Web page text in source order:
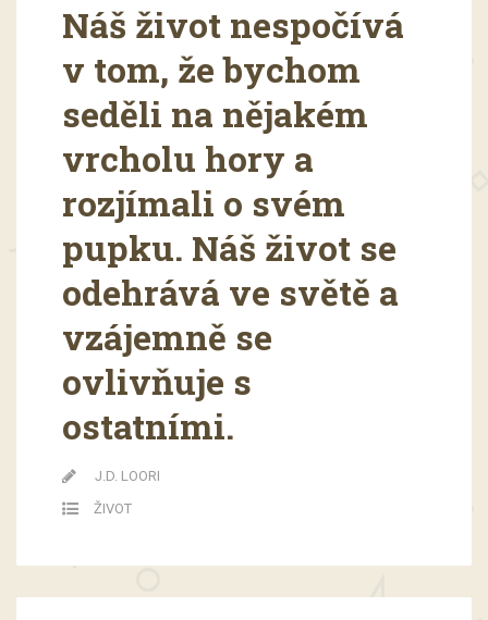
Náš život nespočívá
v tom, že bychom
seděli na nějakém
vrcholu hory a
rozjímali o svém
pupku. Náš život se
odehrává ve světě a
vzájemně se
ovlivňuje s
ostatními.
J.D. LOORI
ŽIVOT